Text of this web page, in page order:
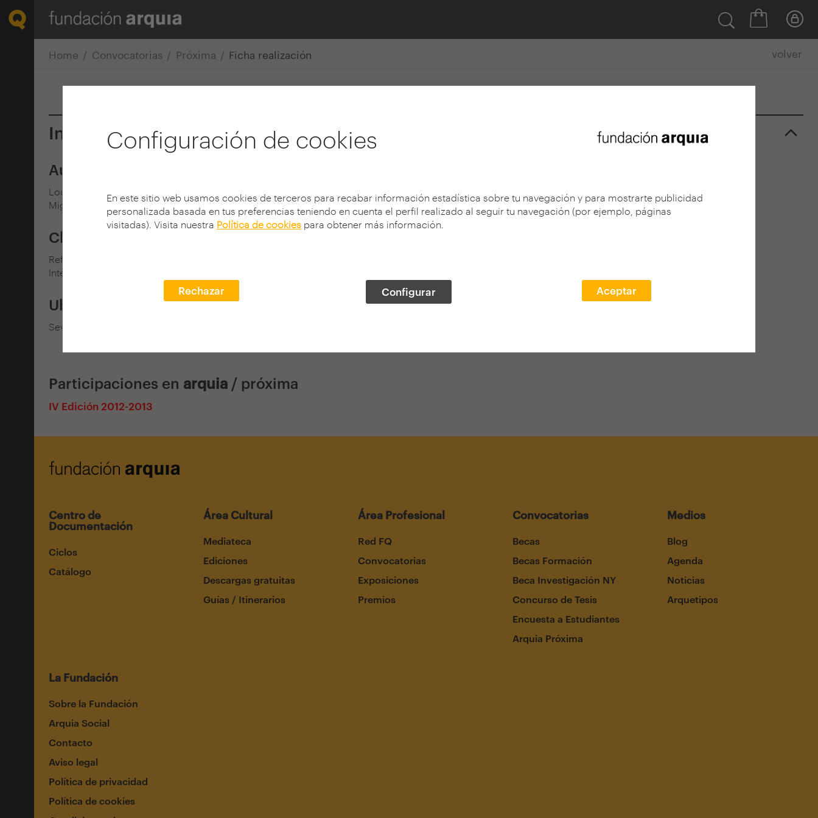
Configuración de cookies
En este sitio web usamos cookies de terceros para recabar información estadística sobre tu navegación y para mostrarte publicidad
personalizada basada en tus preferencias teniendo en cuenta el perfil realizado al seguir tu navegación (por ejemplo, páginas
visitadas). Visita nuestra Política de cookies para obtener más información.
Rechazar Configurar Aceptar
Home Convocatorias Próxima Ficha realización volver
Información
Autoría
Lourdes Bueno Garnica
Miguel Villegas Ballesta
Clasificación / Tipología
Reforma
Interiorismo
Ubicación
Sevilla
Participaciones en arquia / próxima
IV Edición 2012-2013
Centro de
Documentación
Ciclos
Catálogo
Área Cultural
Mediateca
Ediciones
Descargas gratuitas
Guías / Itinerarios
Área Profesional
Red FQ
Convocatorias
Exposiciones
Premios
Convocatorias
Becas
Becas Formación
Beca Investigación NY
Concurso de Tesis
Encuesta a Estudiantes
Arquia Próxima
Medios
Blog
Agenda
Noticias
Arquetipos
La Fundación
Sobre la Fundación
Arquia Social
Contacto
Aviso legal
Política de privacidad
Política de cookies